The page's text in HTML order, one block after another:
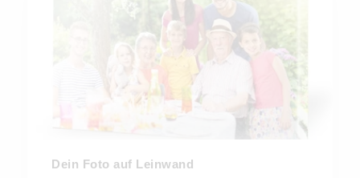
Dein Foto auf Leinwand